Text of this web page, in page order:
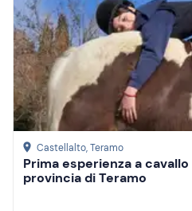
Castellalto, Teramo
Prima esperienza a
provincia di Teramo